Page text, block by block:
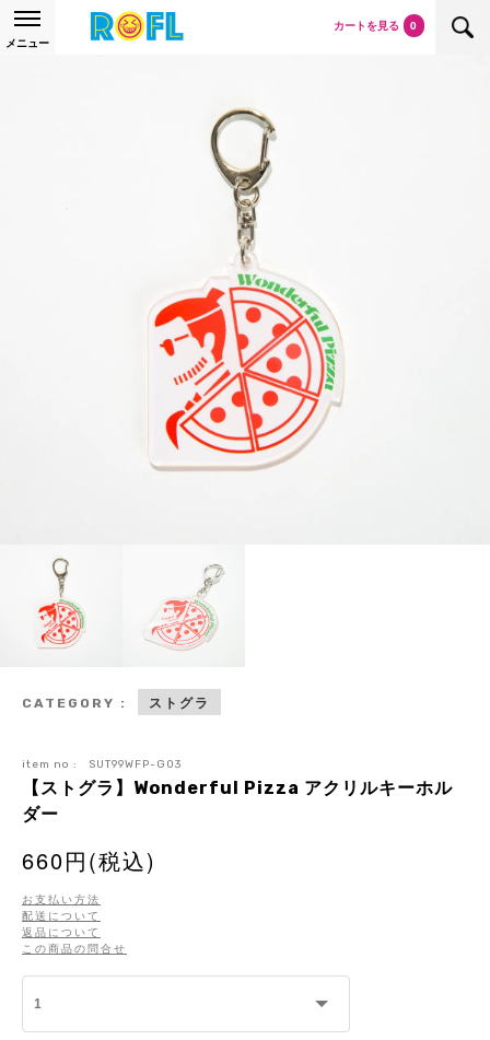
メニュー
カートを見る 0
CATEGORY : ストグラ
item no : SUT99WFP-G03
【ストグラ】Wonderful Pizza アクリルキーホル
ダー
660円(税込)
お支払い方法
配送について
返品について
この商品の問合せ